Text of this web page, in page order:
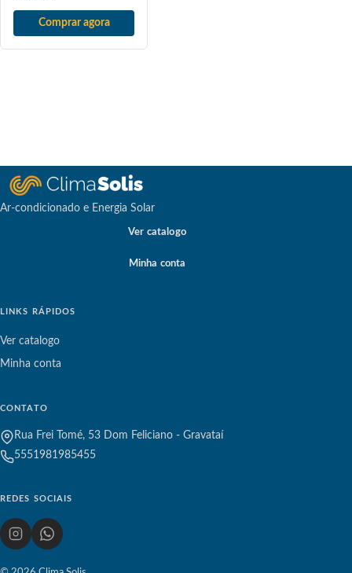
Comprar agora
Ar-condicionado e Energia Solar
Ver catalogo
Minha conta
LINKS RÁPIDOS
Ver catalogo
Minha conta
CONTATO
Rua Frei Tomé, 53 Dom Feliciano - Gravataí
5551981985455
REDES SOCIAIS